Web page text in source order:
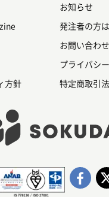
給◯千円というレンジのものもあ
案件を紹介してもらうことも可能で
ジニア案件では、特定の言語やフ
？
お知らせ
発注者の方
お問い合わせ
プライバシ
方針 特定商取引